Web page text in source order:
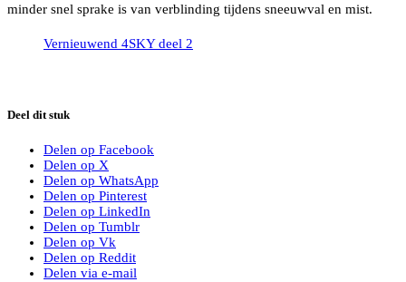
minder snel sprake is van verblinding tijdens sneeuwval en mist.
Vernieuwend 4SKY deel 2
Deel dit stuk
Delen op Facebook
Delen op X
Delen op WhatsApp
Delen op Pinterest
Delen op LinkedIn
Delen op Tumblr
Delen op Vk
Delen op Reddit
Delen via e-mail